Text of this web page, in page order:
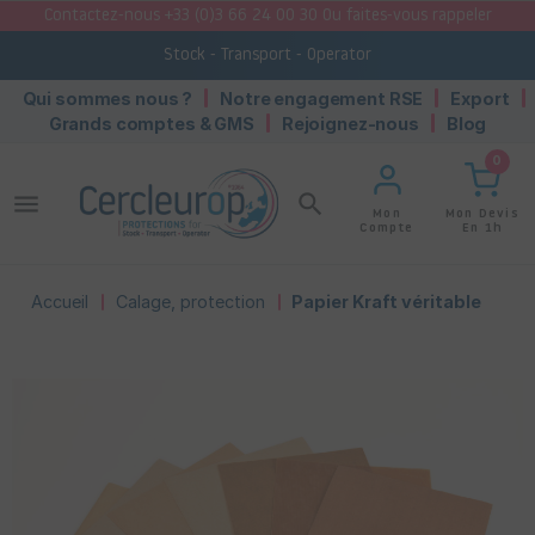
Contactez-nous +33 (0)3 66 24 00 30 Ou faites-vous rappeler
Stock - Transport - Operator
Qui sommes nous ? Notre engagement RSE
Export
Grands comptes & GMS
Rejoignez-nous Blog
search
Mon
Compte
0
Mon Devis
En 1h
menu
Accueil Calage, protection Papier Kraft véritable